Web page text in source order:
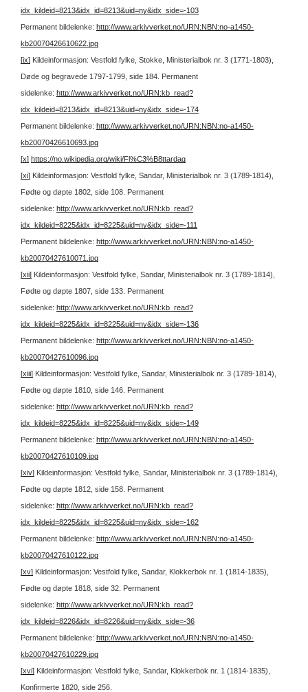
idx_kildeid=8213&idx_id=8213&uid=ny&idx_side=-103
Permanent bildelenke: http://www.arkivverket.no/URN:NBN:no-a1450-
kb20070426610622.jpg
[ix] Kildeinformasjon: Vestfold fylke, Stokke, Ministerialbok nr. 3 (1771-1803),
Døde og begravede 1797-1799, side 184. Permanent
sidelenke: http://www.arkivverket.no/URN:kb_read?
idx_kildeid=8213&idx_id=8213&uid=ny&idx_side=-174
Permanent bildelenke: http://www.arkivverket.no/URN:NBN:no-a1450-
kb20070426610693.jpg
[x] https://no.wikipedia.org/wiki/Fl%C3%B8ttardag
[xi] Kildeinformasjon: Vestfold fylke, Sandar, Ministerialbok nr. 3 (1789-1814),
Fødte og døpte 1802, side 108. Permanent
sidelenke: http://www.arkivverket.no/URN:kb_read?
idx_kildeid=8225&idx_id=8225&uid=ny&idx_side=-111
Permanent bildelenke: http://www.arkivverket.no/URN:NBN:no-a1450-
kb20070427610071.jpg
[xii] Kildeinformasjon: Vestfold fylke, Sandar, Ministerialbok nr. 3 (1789-1814),
Fødte og døpte 1807, side 133. Permanent
sidelenke: http://www.arkivverket.no/URN:kb_read?
idx_kildeid=8225&idx_id=8225&uid=ny&idx_side=-136
Permanent bildelenke: http://www.arkivverket.no/URN:NBN:no-a1450-
kb20070427610096.jpg
[xiii] Kildeinformasjon: Vestfold fylke, Sandar, Ministerialbok nr. 3 (1789-1814),
Fødte og døpte 1810, side 146. Permanent
sidelenke: http://www.arkivverket.no/URN:kb_read?
idx_kildeid=8225&idx_id=8225&uid=ny&idx_side=-149
Permanent bildelenke: http://www.arkivverket.no/URN:NBN:no-a1450-
kb20070427610109.jpg
[xiv] Kildeinformasjon: Vestfold fylke, Sandar, Ministerialbok nr. 3 (1789-1814),
Fødte og døpte 1812, side 158. Permanent
sidelenke: http://www.arkivverket.no/URN:kb_read?
idx_kildeid=8225&idx_id=8225&uid=ny&idx_side=-162
Permanent bildelenke: http://www.arkivverket.no/URN:NBN:no-a1450-
kb20070427610122.jpg
[xv] Kildeinformasjon: Vestfold fylke, Sandar, Klokkerbok nr. 1 (1814-1835),
Fødte og døpte 1818, side 32. Permanent
sidelenke: http://www.arkivverket.no/URN:kb_read?
idx_kildeid=8226&idx_id=8226&uid=ny&idx_side=-36
Permanent bildelenke: http://www.arkivverket.no/URN:NBN:no-a1450-
kb20070427610229.jpg
[xvi] Kildeinformasjon: Vestfold fylke, Sandar, Klokkerbok nr. 1 (1814-1835),
Konfirmerte 1820, side 256.